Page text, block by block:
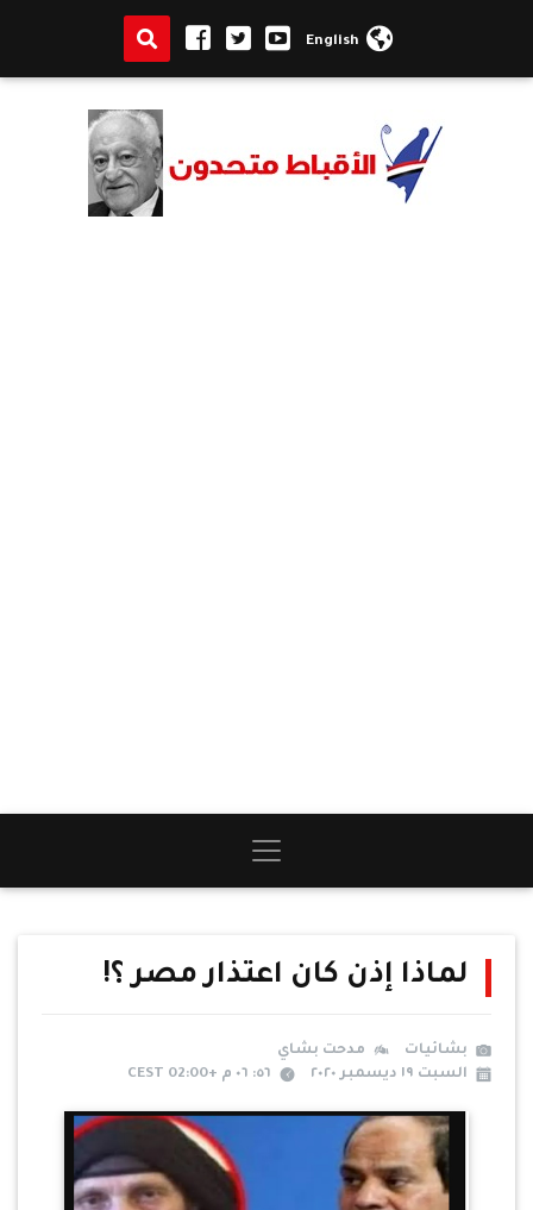
English
لماذا إذن كان اعتذار مصر ؟!
بشائيات
مدحت بشاي
السبت ١٩ ديسمبر ٢٠٢٠
٥٦: ٠٦ م +02:00 CEST